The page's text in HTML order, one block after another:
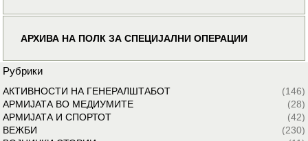
АРХИВА НА ПОЛК ЗА СПЕЦИЈАЛНИ ОПЕРАЦИИ
Рубрики
АКТИВНОСТИ НА ГЕНЕРАЛШТАБОТ
(146)
АРМИЈАТА ВО МЕДИУМИТЕ
(28)
АРМИЈАТА И СПОРТОТ
(42)
ВЕЖБИ
(230)